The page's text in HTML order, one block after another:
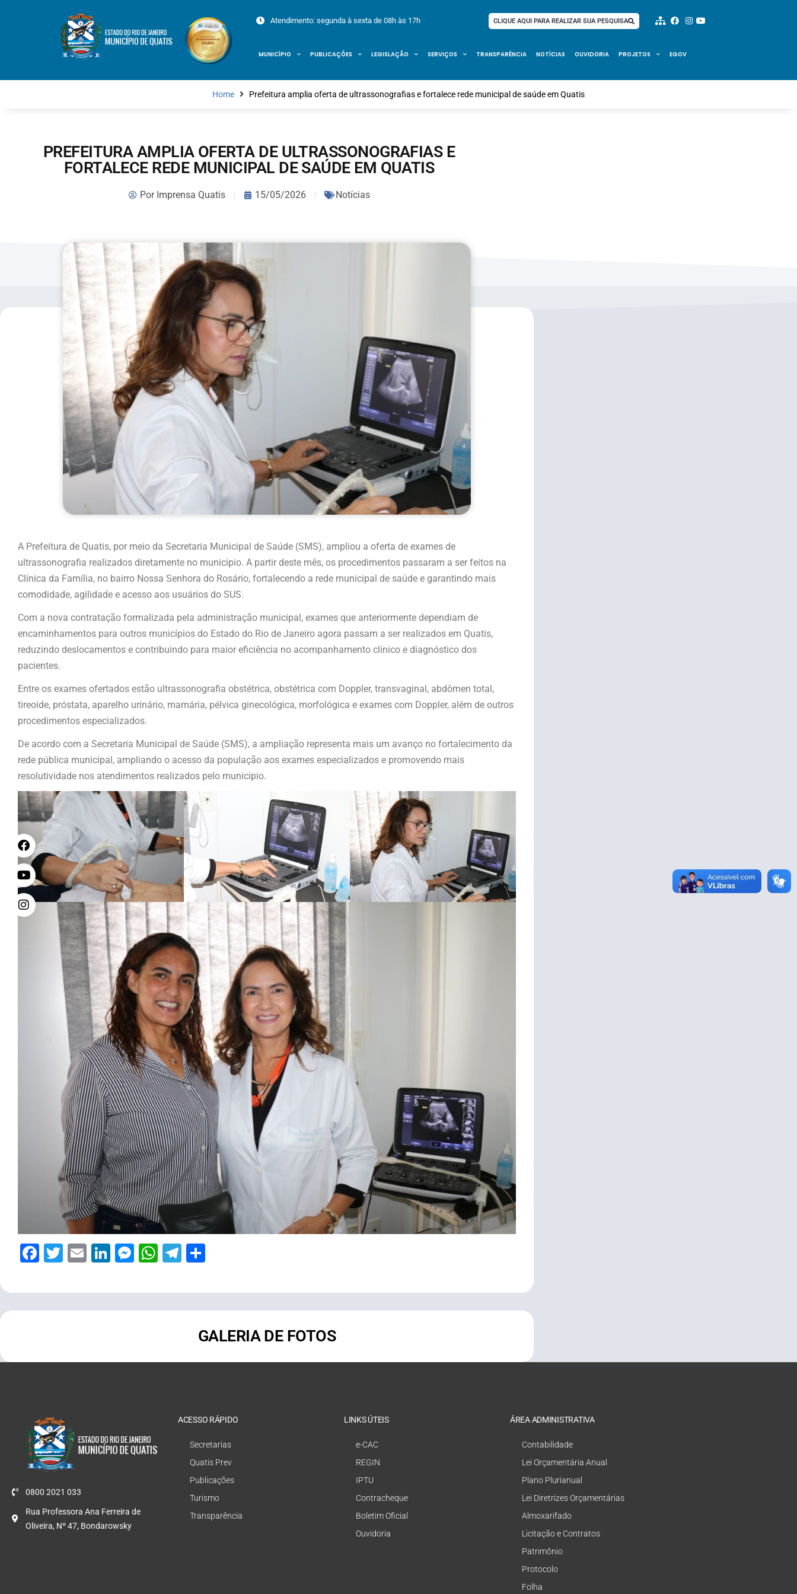
Atendimento: segunda à sexta de 08h às 17h CLIQUE AQUI PARA REALIZAR SUA PESQUISA
MUNICÍPIO PUBLICAÇÕES LEGISLAÇÃO SERVIÇOS TRANSPARÊNCIA NOTÍCIAS OUVIDORIA PROJETOS EGOV
Home Prefeitura amplia oferta de ultrassonografias e fortalece rede municipal de saúde em Quatis
PREFEITURA AMPLIA OFERTA DE ULTRASSONOGRAFIAS E
FORTALECE REDE MUNICIPAL DE SAÚDE EM QUATIS
PorImprensa Quatis 15/05/2026 Notícias
A Prefeitura de Quatis, por meio da Secretaria Municipal de Saúde (SMS), ampliou a oferta de exames de
ultrassonografia realizados diretamente no município. A partir deste mês, os procedimentos passaram a ser feitos na
Clínica da Família, no bairro Nossa Senhora do Rosário, fortalecendo a rede municipal de saúde e garantindo mais
comodidade, agilidade e acesso aos usuários do SUS.
Com a nova contratação formalizada pela administração municipal, exames que anteriormente dependiam de
encaminhamentos para outros municípios do Estado do Rio de Janeiro agora passam a ser realizados em Quatis,
reduzindo deslocamentos e contribuindo para maior eficiência no acompanhamento clínico e diagnóstico dos
pacientes.
Entre os exames ofertados estão ultrassonografia obstétrica, obstétrica com Doppler, transvaginal, abdômen total,
tireoide, próstata, aparelho urinário, mamária, pélvica ginecológica, morfológica e exames com Doppler, além de outros
procedimentos especializados.
De acordo com a Secretaria Municipal de Saúde (SMS), a ampliação representa mais um avanço no fortalecimento da
rede pública municipal, ampliando o acesso da população aos exames especializados e promovendo mais
resolutividade nos atendimentos realizados pelo município.
Facebook
Twitter
EmailLinkedIn
Messenger
WhatsApp
Telegram
GALERIA DE FOTOS
0800 2021 033
Rua Professora Ana Ferreira de
Oliveira, Nº 47, Bondarowsky
ACESSO RÁPIDO
Secretarias
Quatis Prev
Publicações
Turismo
Transparência
LINKS ÚTEIS
e-CAC
REGIN
IPTU
Contracheque
Boletim Oficial
Ouvidoria
ÁREA ADMINISTRATIVA
Contabilidade
Lei Orçamentária Anual
Plano Plurianual
Lei Diretrizes Orçamentárias
Almoxarifado
Licitação e Contratos
Patrimônio
Protocolo
Folha